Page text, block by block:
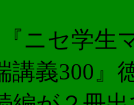
ニセ学生
講義300』